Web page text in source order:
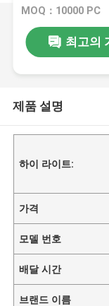
MOQ：10000 PC
최고의
제품 설명
하이 라이트:
가격
모델 번호
배달 시간
브랜드 이름